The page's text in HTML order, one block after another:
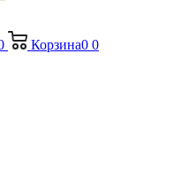
Корзина0 0